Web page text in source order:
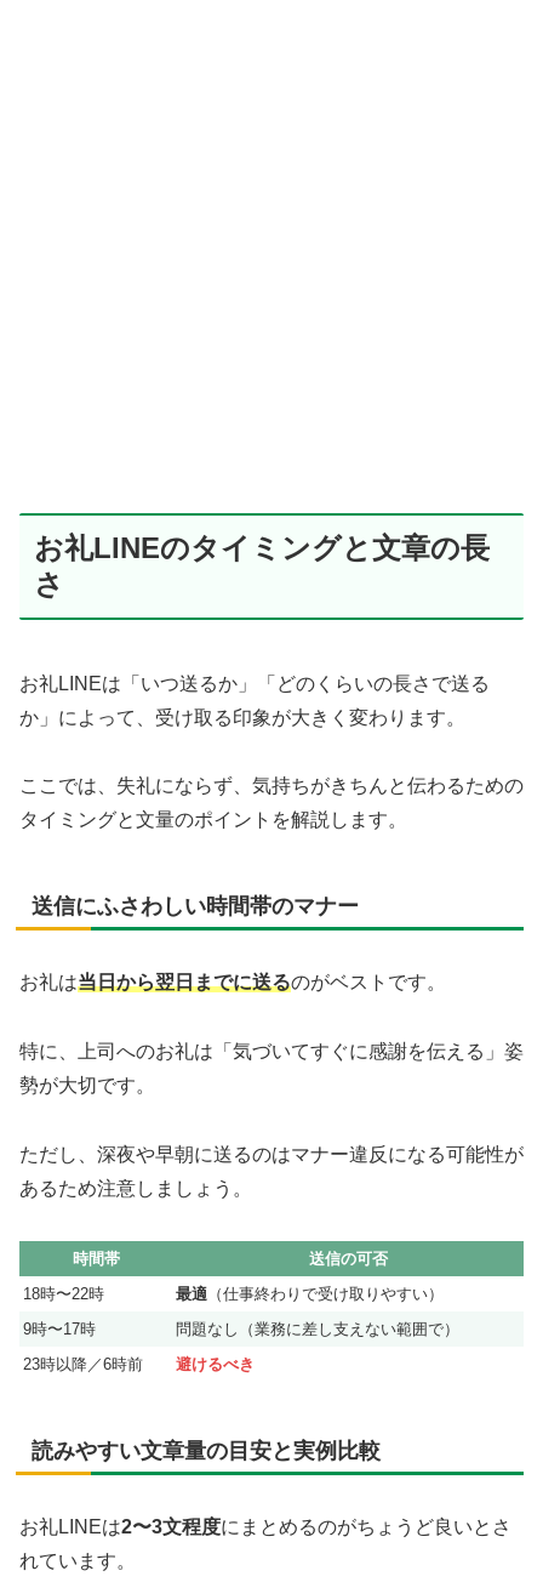
お礼LINEのタイミングと文章の長
さ
お礼LINEは「いつ送るか」「どのくらいの長さで送る
か」によって、受け取る印象が大きく変わります。
ここでは、失礼にならず、気持ちがきちんと伝わるための
タイミングと文量のポイントを解説します。
送信にふさわしい時間帯のマナー
お礼は当日から翌日までに送るのがベストです。
特に、上司へのお礼は「気づいてすぐに感謝を伝える」姿
勢が大切です。
ただし、深夜や早朝に送るのはマナー違反になる可能性が
あるため注意しましょう。
時間帯
送信の可否
18時〜22時
最適 （仕事終わりで受け取りやすい）
9時〜17時
問題なし（業務に差し支えない範囲で）
23時以降／6時前
避けるべき
読みやすい文章量の目安と実例比較
お礼LINEは2〜3文程度にまとめるのがちょうど良いとさ
れています。